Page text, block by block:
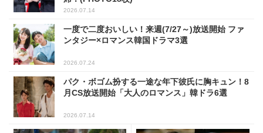
2026.07.14
一度で二度おいしい！来週(7/27～)放送開始 ファ
ンタジー×ロマンス韓国ドラマ3選
2026.07.24
パク・ボゴム扮する一途な年下彼氏に胸キュン！8
月CS放送開始「大人のロマンス」韓ドラ6選
2026.07.14